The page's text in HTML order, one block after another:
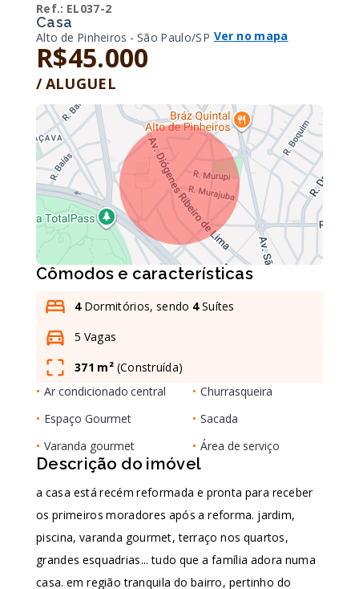
Ref.: EL037-2
Casa
Alto de Pinheiros - São Paulo/SP Ver no mapa
R$45.000
/ALUGUEL
Cômodos e características
4Dormitórios, sendo 4Suítes
5 Vagas
371 m² (Construída)
• Ar condicionado central • Churrasqueira
• Espaço Gourmet • Sacada
• Varanda gourmet • Área de serviço
Descrição do imóvel
a casa está recém reformada e pronta para receber
os primeiros moradores após a reforma. jardim,
piscina, varanda gourmet, terraço nos quartos,
grandes esquadrias... tudo que a família adora numa
casa. em região tranquila do bairro, pertinho do